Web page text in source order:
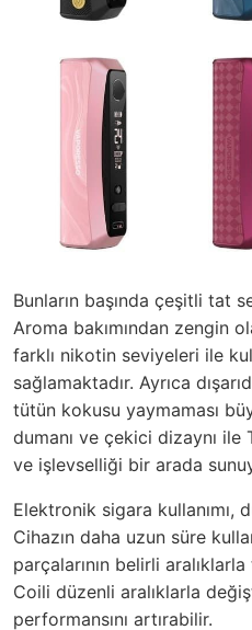
Bunların başında çeşitli tat
Aroma bakımından zengin
farklı nikotin seviyeleri ile
sağlamaktadır. Ayrıca
tütün kokusu yaymaması
dumanı ve çekici dizaynı
ve işlevselliği bir arada
Elektronik sigara kullanımı,
Cihazın daha uzun süre
parçalarının belirli
Coili düzenli aralıklarla
performansını artırabilir.